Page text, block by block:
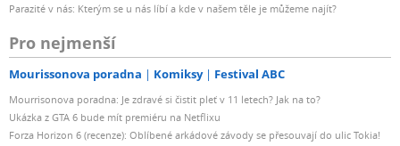
Parazité v nás: Kterým se u nás líbí a kde v našem těle je můžeme najít?
Pro nejmenší
Mourissonova poradna Komiksy Festival ABC
Mourrisonova poradna: Je zdravé si čistit pleť v 11 letech? Jak na to?
Ukázka z GTA 6 bude mít premiéru na Netflixu
Forza Horizon 6 (recenze): Oblíbené arkádové závody se přesouvají do ulic Tokia!